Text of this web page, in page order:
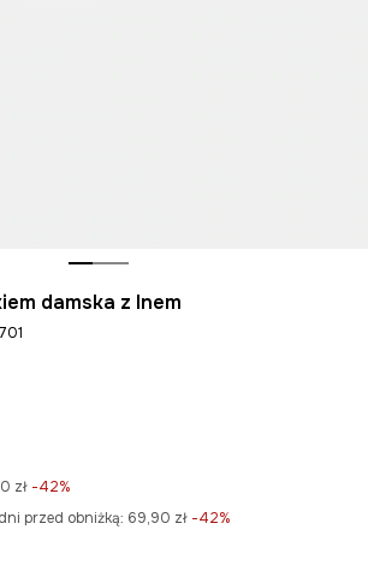
damska z lnem
zł -42%
przed obniżką: 69,90 zł -42%